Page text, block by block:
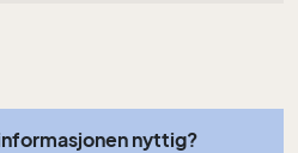
nyttig?